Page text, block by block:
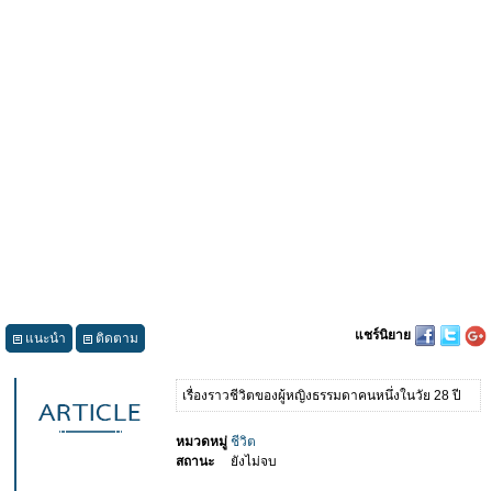
แนะนำ ติดตาม แชร์นิยาย
เรื่องราวชีวิตของผู้หญิงธรรมดาคนหนึ่งในวัย 28 ปี
หมวดหมู่ ชีวิต
สถานะ
ยังไม่จบ